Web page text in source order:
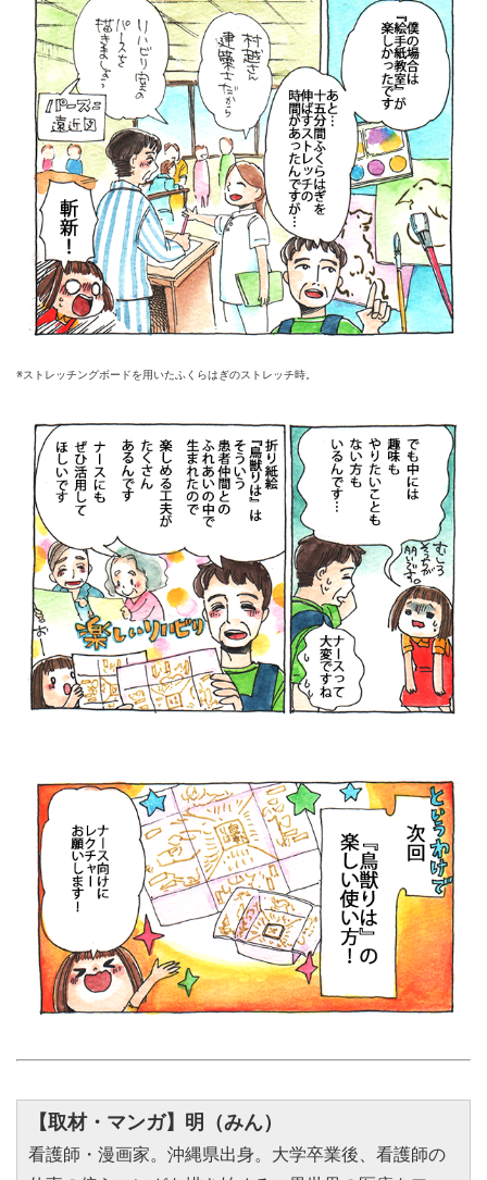
※ストレッチングボードを用いたふくらはぎのストレッチ時。
【取材・マンガ】明（みん）
看護師・漫画家。沖縄県出身。大学卒業後、看護師の